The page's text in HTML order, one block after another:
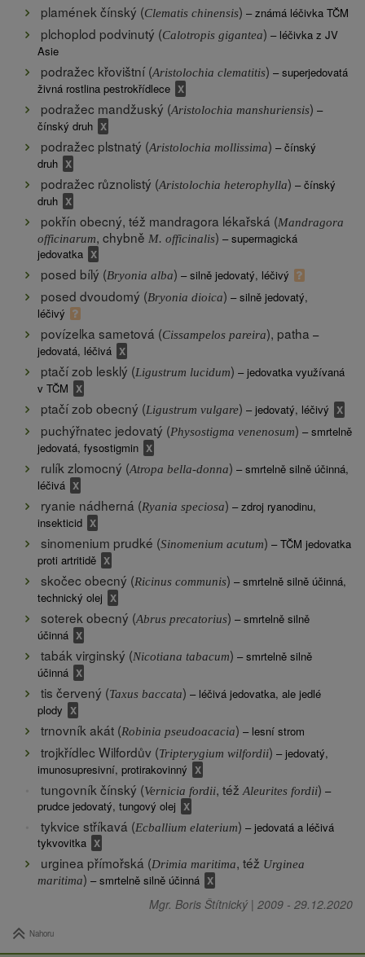
plamének čínský (Clematis chinensis) – známá léčivka TČM
plchoplod podvinutý (Calotropis gigantea) – léčivka z JV
Asie
podražec křovištní (Aristolochia clematitis) – superjedovatá
živná rostlina pestrokřídlece
podražec mandžuský (Aristolochia manshuriensis) –
čínský druh
podražec plstnatý (Aristolochia mollissima) – čínský
druh
podražec různolistý (Aristolochia heterophylla) – čínský
druh
pokřín obecný, též mandragora lékařská (Mandragora
officinarum, chybně M. officinalis) – supermagická
jedovatka
posed bílý (Bryonia alba) – silně jedovatý, léčivý
posed dvoudomý (Bryonia dioica) – silně jedovatý,
léčivý
povízelka sametová (Cissampelos pareira), patha –
jedovatá, léčivá
ptačí zob lesklý (Ligustrum lucidum) – jedovatka využívaná
v TČM
ptačí zob obecný (Ligustrum vulgare) – jedovatý, léčivý
puchýřnatec jedovatý (Physostigma venenosum) – smrtelně
jedovatá, fysostigmin
rulík zlomocný (Atropa bella-donna) – smrtelně silně účinná,
léčivá
ryanie nádherná (Ryania speciosa) – zdroj ryanodinu,
insekticid
sinomenium prudké (Sinomenium acutum) – TČM jedovatka
proti artritidě
skočec obecný (Ricinus communis) – smrtelně silně účinná,
technický olej
soterek obecný (Abrus precatorius) – smrtelně silně
účinná
tabák virginský (Nicotiana tabacum) – smrtelně silně
účinná
tis červený (Taxus baccata) – léčivá jedovatka, ale jedlé
plody
trnovník akát (Robinia pseudoacacia) – lesní strom
trojkřídlec Wilfordův (Tripterygium wilfordii) – jedovatý,
imunosupresivní, protirakovinný
tungovník čínský (Vernicia fordii, též Aleurites fordii) –
prudce jedovatý, tungový olej
tykvice stříkavá (Ecballium elaterium) – jedovatá a léčivá
tykvovitka
urginea přímořská (Drimia maritima, též Urginea
maritima) – smrtelně silně účinná
Mgr. Boris Štítnický | 2009 - 29.12.2020
Nahoru